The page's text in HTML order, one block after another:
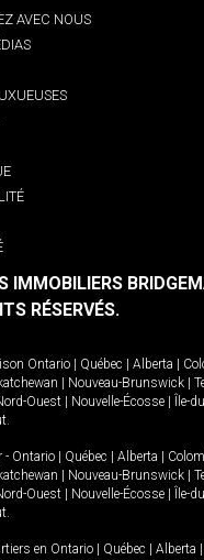
AVEC NOUS
IMMOBILIERS
RÉSERVÉS.
Ontario Québec Alberta
Nouveau-Brunswick
Ouest Nouvelle-Écosse Île-
.
- Ontario Québec Alberta
Nouveau-Brunswick
Ouest Nouvelle-Écosse Île-
.
en Ontario Québec Alberta